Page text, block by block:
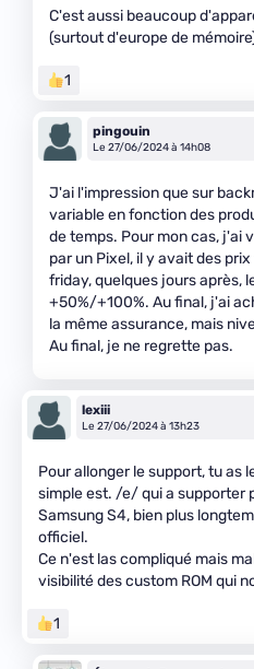
C'est aussi beaucoup
(surtout d'europe de
1
pingouin
Le 27/06/2024 à 14h08
J'ai l'impression que sur
variable en fonction des
de temps. Pour mon cas, j'ai
par un Pixel, il y avait des
friday, quelques jours après,
+50%/+100%. Au final, j'ai
la même assurance, mais
Au final, je ne regrette pas.
lexiii
Le 27/06/2024 à 13h23
Pour allonger le support, tu as
simple est. /e/ qui a supporter
Samsung S4, bien plus
officiel.
Ce n'est las compliqué mais
visibilité des custom ROM qui
1